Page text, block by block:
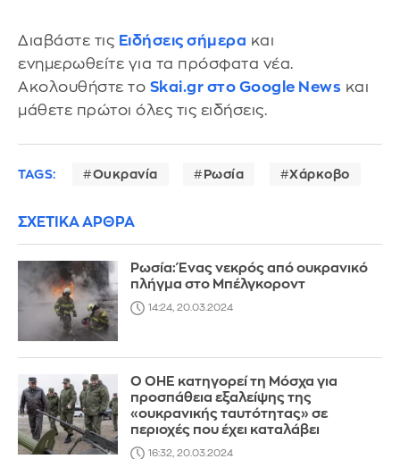
Διαβάστε τις Ειδήσεις σήμερα και
ενημερωθείτε για τα πρόσφατα νέα.
Ακολουθήστε το Skai.gr στο Google News και
μάθετε πρώτοι όλες τις ειδήσεις.
TAGS: Ουκρανία Ρωσία Χάρκοβο
ΣΧΕΤΙΚΑ ΑΡΘΡΑ
Ρωσία: Ένας νεκρός από ουκρανικό
πλήγμα στο Μπέλγκοροντ
14:24, 20.03.2024
Ο ΟΗΕ κατηγορεί τη Μόσχα για
προσπάθεια εξαλείψης της
«ουκρανικής ταυτότητας» σε
περιοχές που έχει καταλάβει
16:32, 20.03.2024